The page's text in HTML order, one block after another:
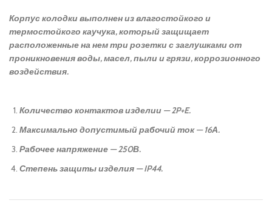
Корпус колодки выполнен из влагостойкого и
термостойкого каучука, который защищает
расположенные на нем три розетки с заглушками от
проникновения воды, масел, пыли и грязи, коррозионного
воздействия.
Количество контактов изделии — 2P+E.
Максимально допустимый рабочий ток — 16А.
Рабочее напряжение — 250В.
Степень защиты изделия — IP44.